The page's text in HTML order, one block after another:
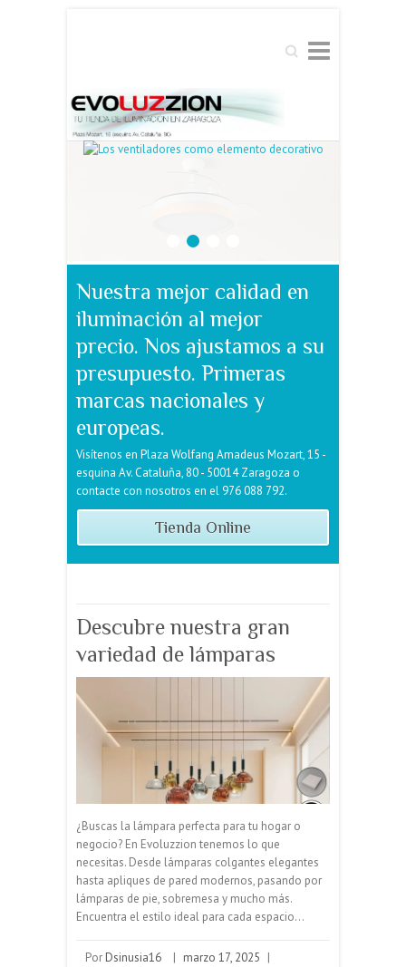
Buscar
1
Nuestra mejor calidad en
precio. Nos ajustamos a su
presupuesto. Primeras
marcas nacionales y
europeas.
Visítenos en Plaza Wolfang Amadeus Mozart, 15 -
esquina Av. Cataluña, 80 - 50014 Zaragoza o
contacte con nosotros en el 976 088 792.
Tienda Online
Descubre nuestra gran
variedad de lámparas
¿Buscas la lámpara perfecta para tu hogar o
negocio? En Evoluzzion tenemos lo que
necesitas. Desde lámparas colgantes elegantes
hasta apliques de pared modernos, pasando por
lámparas de pie, sobremesa y mucho más.
Por Dsinusia16 | marzo 17, 2025
|
Blog
No hay comentarios |
Leer más